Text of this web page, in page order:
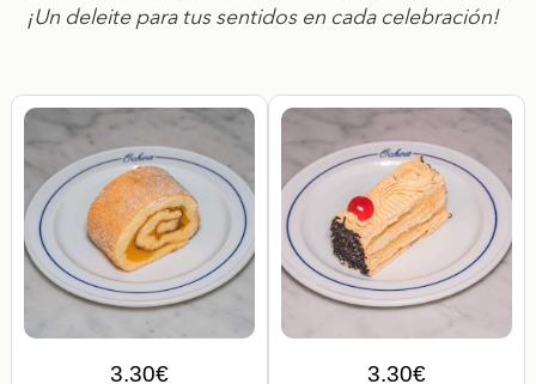
¡Un deleite para tus sentidos en cada celebración!
3.30€ 3.30€